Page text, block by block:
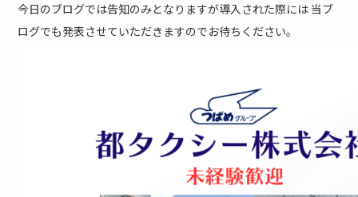
今日のブログでは告知のみとなりますが導入された際には 当ブ
ログでも発表させていただきますのでお待ちください。